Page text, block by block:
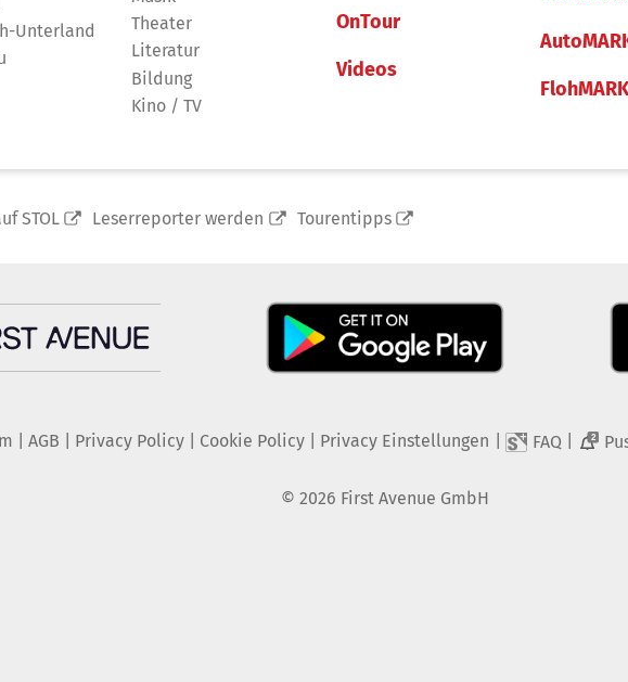
Unterland
Theater
Literatur
Bildung
Kino / TV
OnTour
Videos
STOL Leserreporter werden Tourentipps
AGB Privacy Policy| Cookie Policy| Privacy Einstellungen FAQ 2
© 2026 First Avenue GmbH